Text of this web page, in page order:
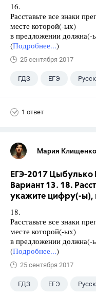
16.
Расставьте все знаки
месте которой(-ых)
в предложении должна(-
(Подробнее...)
25 сентября 2017
ГДЗ ЕГЭ
1 ответ
Мария
ЕГЭ-2017 Цыбулько
Вариант 13. 18.
укажите цифру(-ы),
18.
Расставьте все знаки
месте которой(-ых)
в предложении должна(-
(Подробнее...)
25 сентября 2017
ГДЗ ЕГЭ